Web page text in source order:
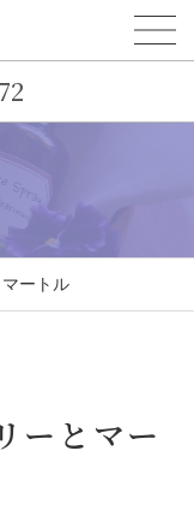
ートル
ーとマー